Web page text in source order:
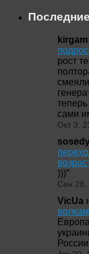
kirgam
рост
сами
Окт 3,
)))”
Сен 28,
VicUa
России